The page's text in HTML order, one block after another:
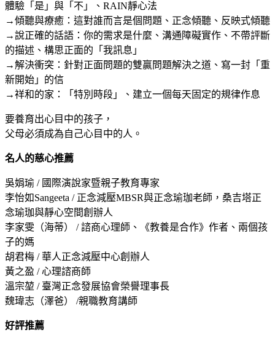
體驗「是」與「不」、RAIN靜心法
→傾聽與療癒：這對誰而言是個問題、正念傾聽、反映式傾聽
→說正確的話語：你的需求是什麼、溝通障礙實作、不帶評斷
的描述、構思正面的「我訊息」
→解決衝突：針對正面問題的雙贏問題解決之道、寫一封「重
新開始」的信
→祥和的家：「特別時段」、建立一個每天固定的規律作息
要養育出心目中的孩子，
父母必須成為自己心目中的人。
名人的慈心推薦
吳娟瑜 / 國際演說家暨親子教育專家
李怡如Sangeeta / 正念減壓MBSR與正念瑜珈老師，桑吉塔正
念瑜珈與靜心空間創辦人
李家雯（海蒂） / 諮商心理師、《教養是合作》作者、兩個孩
子的媽
胡君梅 / 華人正念減壓中心創辦人
黃之盈 / 心理諮商師
溫宗堃 / 臺灣正念發展協會榮譽理事長
魏瑋志（澤爸） /親職教育講師
好評推薦